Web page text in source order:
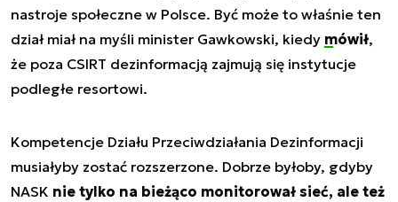
nastroje społeczne w Polsce. Być może to właśnie ten
dział miał na myśli minister Gawkowski, kiedy mówił,
że poza CSIRT dezinformacją zajmują się instytucje
podległe resortowi.
Kompetencje Działu Przeciwdziałania Dezinformacji
musiałyby zostać rozszerzone. Dobrze byłoby, gdyby
NASK nie tylko na bieżąco monitorował sieć, ale też